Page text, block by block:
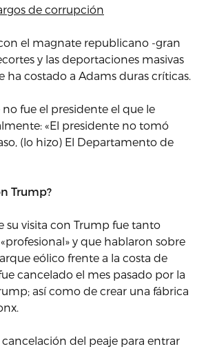
de corrupción
el magnate republicano -gran
y las deportaciones masivas
ha costado a Adams duras críticas.
fue el presidente el que le
«El presidente no tomó
(lo hizo) El Departamento de
Trump?
su visita con Trump fue tanto
y que hablaron sobre
eólico frente a la costa de
cancelado el mes pasado por la
así como de crear una fábrica
del peaje para entrar